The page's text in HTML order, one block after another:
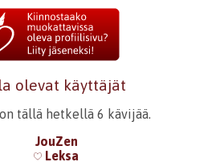
olevat käyttäjät
tällä hetkellä 6 kävijää.
JouZen
Leksa